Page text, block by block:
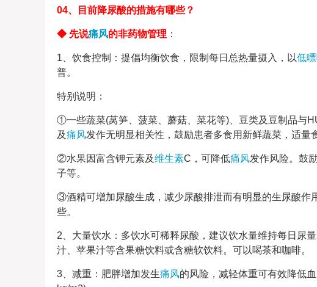
04、目前降尿酸的措施有哪些？
◆ 先说痛风的非药物管理 ：
1、饮食控制：提倡均衡饮食，限制每日总热量摄入，以低
普。
特别说明：
①一些蔬菜(莴笋、菠菜、蘑菇、菜花等)、豆类及豆制品与
及痛风发作无明显相关性，鼓励患者多食用新鲜蔬菜，适量
②水果因富含钾元素及维生素C，可降低痛风发作风险。鼓
子等。
③酒精可增加尿酸生成，减少尿酸排泄而有明显的生尿酸作
些。
2、大量饮水：多饮水可稀释尿酸，建议饮水量维持每日尿
汁、苹果汁等含果糖饮料或含糖软饮料。可以喝茶和咖啡。
3、减重：肥胖增加发生痛风的风险，减轻体重可有效降低